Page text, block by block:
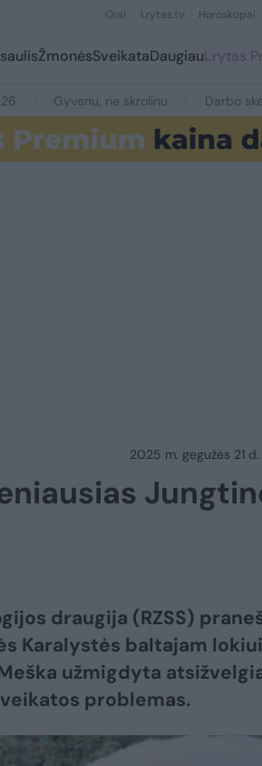
Orai Lrytas.tv Horoskopai
ŽmonėsSveikataDaugiauLrytas
Gyvenu, ne skrolinu Darbo
2025 m. gegužės 21
draugija (RZSS)
Karalystės baltajam lokiui
užmigdyta
problemas.